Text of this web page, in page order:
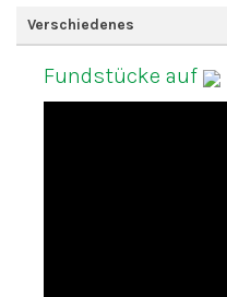
Verschiedenes
Fundstücke auf